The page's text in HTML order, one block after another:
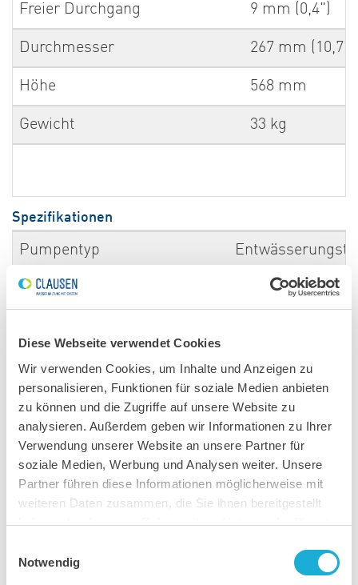
Diese Webseite verwendet Cookies
Wir verwenden Cookies, um Inhalte und Anzeigen zu
personalisieren, Funktionen für soziale Medien anbieten
zu können und die Zugriffe auf unsere Website zu
analysieren. Außerdem geben wir Informationen zu Ihrer
Verwendung unserer Website an unsere Partner für
soziale Medien, Werbung und Analysen weiter. Unsere
Partner führen diese Informationen möglicherweise mit
weiteren Daten zusammen, die Sie ihnen bereitgestellt
haben oder die sie im Rahmen Ihrer Nutzung der Dienste
Notwendig
Freier Durchgang 9 mm (0,4")
Durchmesser 267 mm (10,7")
Höhe 568 mm
Gewicht 33 kg
Spezifikationen
Pumpentyp
Netzspannung 400 Volt
Phase 3-Phasen
Klassifikation IP68
Motor
Typ
Induktionsmotor
Pole
2 Pole
Anlasser